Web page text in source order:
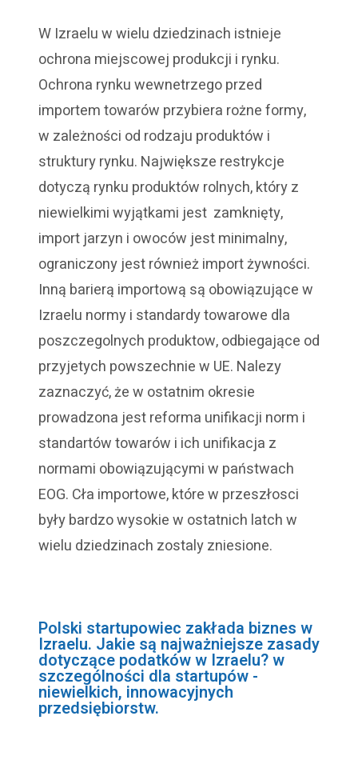
W Izraelu w wielu dziedzinach istnieje
ochrona miejscowej produkcji i rynku.
Ochrona rynku wewnetrzego przed
importem towarów przybiera rożne formy,
w zależności od rodzaju produktów i
struktury rynku. Największe restrykcje
dotyczą rynku produktów rolnych, który z
niewielkimi wyjątkami jest zamknięty,
import jarzyn i owoców jest minimalny,
ograniczony jest również import żywności.
Inną barierą importową są obowiązujące w
Izraelu normy i standardy towarowe dla
poszczegolnych produktow, odbiegające od
przyjetych powszechnie w UE. Nalezy
zaznaczyć, że w ostatnim okresie
prowadzona jest reforma unifikacji norm i
standartów towarów i ich unifikacja z
normami obowiązującymi w państwach
EOG. Cła importowe, które w przeszłosci
były bardzo wysokie w ostatnich latch w
wielu dziedzinach zostaly zniesione.
Polski startupowiec zakłada biznes w
Izraelu. Jakie są najważniejsze zasady
dotyczące podatków w Izraelu? w
szczególności dla startupów -
niewielkich, innowacyjnych
przedsiębiorstw.